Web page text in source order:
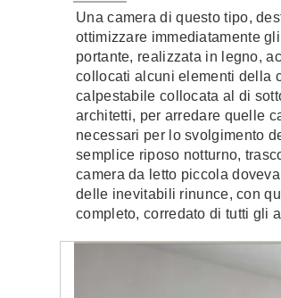
Una camera di questo tipo,
ottimizzare immediatamente
portante, realizzata in legno,
collocati alcuni elementi della
calpestabile collocata al di
architetti, per arredare quelle
necessari per lo svolgimento
semplice riposo notturno,
camera da letto piccola
delle inevitabili rinunce, con
completo, corredato di tutti gli